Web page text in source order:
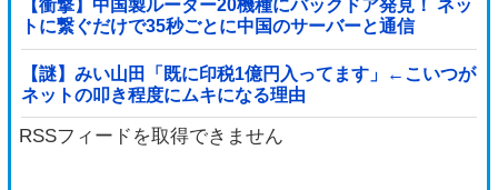
【衝撃】中国製ルーター20機種にバックドア発見！ ネッ
トに繋ぐだけで35秒ごとに中国のサーバーと通信
【謎】みい山田「既に印税1億円入ってます」←こいつが
ネットの叩き程度にムキになる理由
RSSフィードを取得できません